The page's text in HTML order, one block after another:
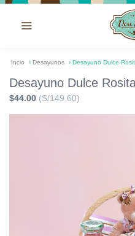
Incio › Desayunos › Desayuno Dulce
Desayuno Dulce
$44.00 (S/149.60)